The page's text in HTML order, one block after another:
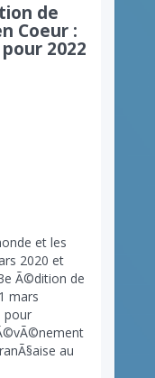
de
Coeur :
2022
et les
2020 et
Ã©dition de
mars
pour
au